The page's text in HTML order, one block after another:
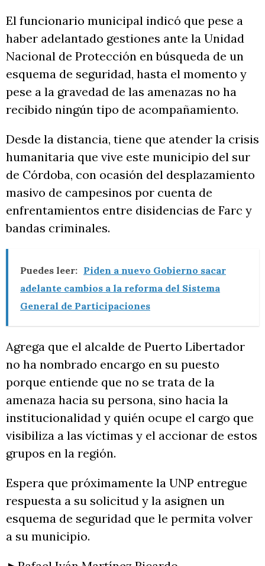
El funcionario municipal indicó que pese a
haber adelantado gestiones ante la Unidad
Nacional de Protección en búsqueda de un
esquema de seguridad, hasta el momento y
pese a la gravedad de las amenazas no ha
recibido ningún tipo de acompañamiento.
Desde la distancia, tiene que atender la crisis
humanitaria que vive este municipio del sur
de Córdoba, con ocasión del desplazamiento
masivo de campesinos por cuenta de
enfrentamientos entre disidencias de Farc y
bandas criminales.
Puedes leer: Piden a nuevo Gobierno sacar
adelante cambios a la reforma del Sistema
General de Participaciones
Agrega que el alcalde de Puerto Libertador
no ha nombrado encargo en su puesto
porque entiende que no se trata de la
amenaza hacia su persona, sino hacia la
institucionalidad y quién ocupe el cargo que
visibiliza a las víctimas y el accionar de estos
grupos en la región.
Espera que próximamente la UNP entregue
respuesta a su solicitud y la asignen un
esquema de seguridad que le permita volver
a su municipio.